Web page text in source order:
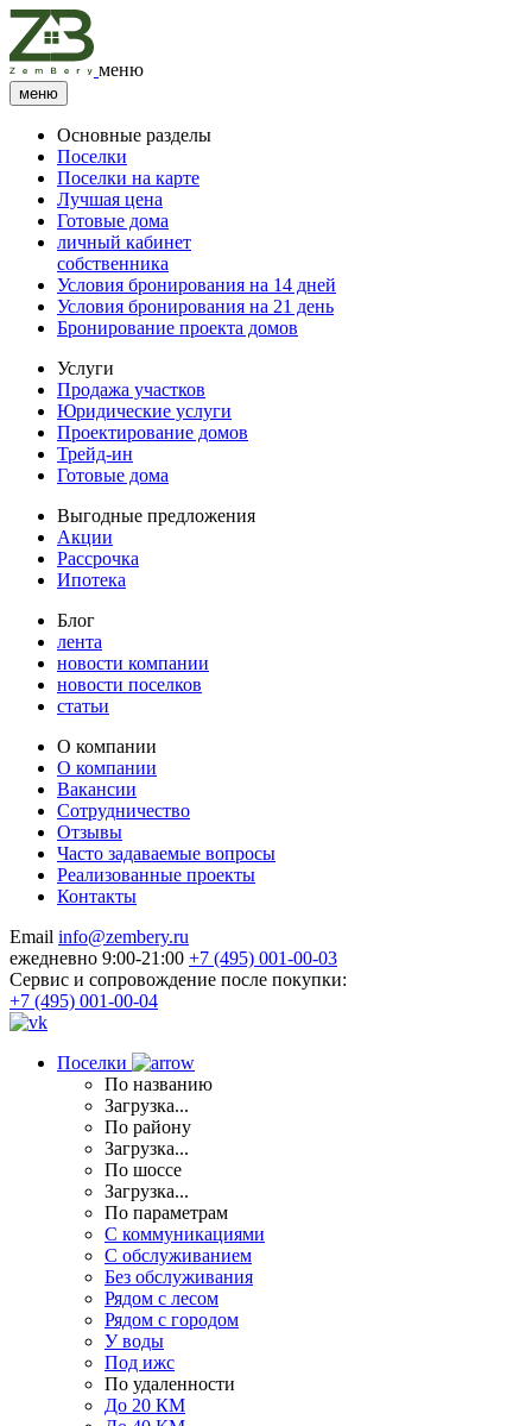
меню
меню
Основные разделы
Поселки
Поселки на карте
Лучшая цена
Готовые дома
личный кабинет
собственника
Условия бронирования на 14 дней
Условия бронирования на 21 день
Бронирование проекта домов
Услуги
Продажа участков
Юридические услуги
Проектирование домов
Трейд-ин
Готовые дома
Выгодные предложения
Акции
Рассрочка
Ипотека
Блог
лента
новости компании
новости поселков
статьи
О компании
О компании
Вакансии
Сотрудничество
Отзывы
Часто задаваемые вопросы
Реализованные проекты
Контакты
Email info@zembery.ru
ежедневно 9:00-21:00 +7 (495) 001-00-03
Cервис и сопровождение после покупки:
+7 (495) 001-00-04
Поселки
По названию
Загрузка...
По району
Загрузка...
По шоссе
Загрузка...
По параметрам
С коммуникациями
С обслуживанием
Без обслуживания
Рядом с лесом
Рядом с городом
У воды
Под ижс
По удаленности
До 20 КМ